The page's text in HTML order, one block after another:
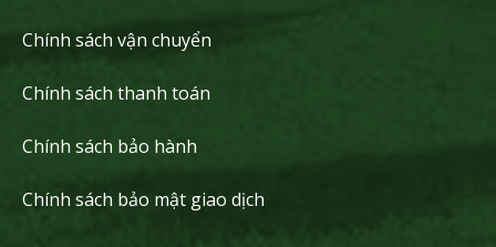
Chính sách vận chuyển
Chính sách thanh toán
Chính sách bảo hành
Chính sách bảo mật giao dịch